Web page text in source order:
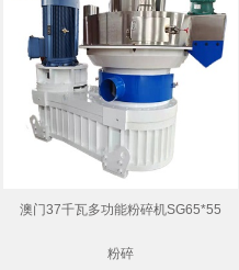
澳门37千瓦多功能粉碎机SG65*55
粉碎